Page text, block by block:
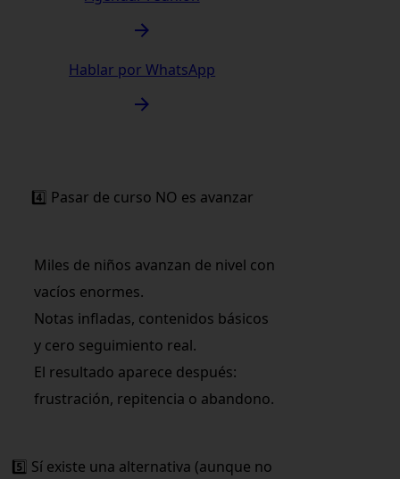
Hablar por WhatsApp
4️⃣ Pasar de curso NO es avanzar
Miles de niños avanzan de nivel con
vacíos enormes.
Notas infladas, contenidos básicos
y cero seguimiento real.
El resultado aparece después:
frustración, repitencia o abandono.
5️⃣ Sí existe una alternativa (aunque no